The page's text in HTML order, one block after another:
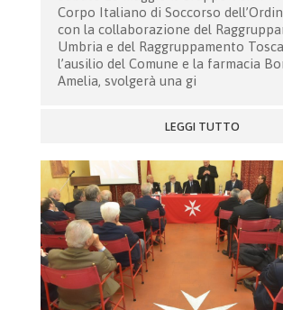
Corpo Italiano di Soccorso
con la collaborazione del
Umbria e del Raggruppamento
l’ausilio del Comune e la farmacia
Amelia, svolgerà una gi
LEGGI TUTTO